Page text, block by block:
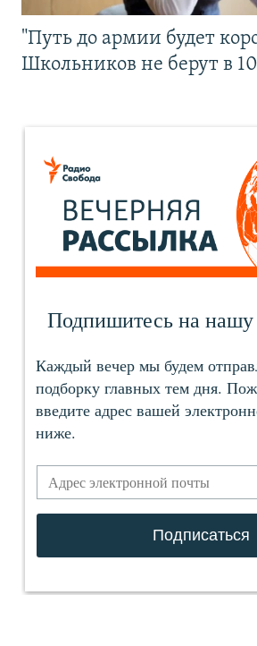
"Путь до армии будет
Школьников не берут в